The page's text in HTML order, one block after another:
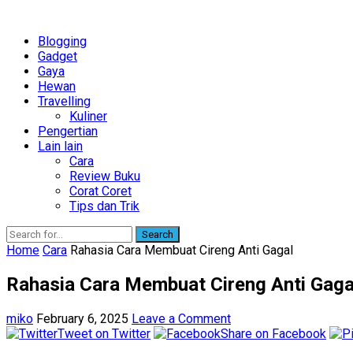
Blogging
Gadget
Gaya
Hewan
Travelling
Kuliner
Pengertian
Lain lain
Cara
Review Buku
Corat Coret
Tips dan Trik
Search
Home Cara Rahasia Cara Membuat Cireng Anti Gagal
Rahasia Cara Membuat Cireng Anti
miko February 6, 2025 Leave a Comment
Tweet on Twitter
Share on Facebook